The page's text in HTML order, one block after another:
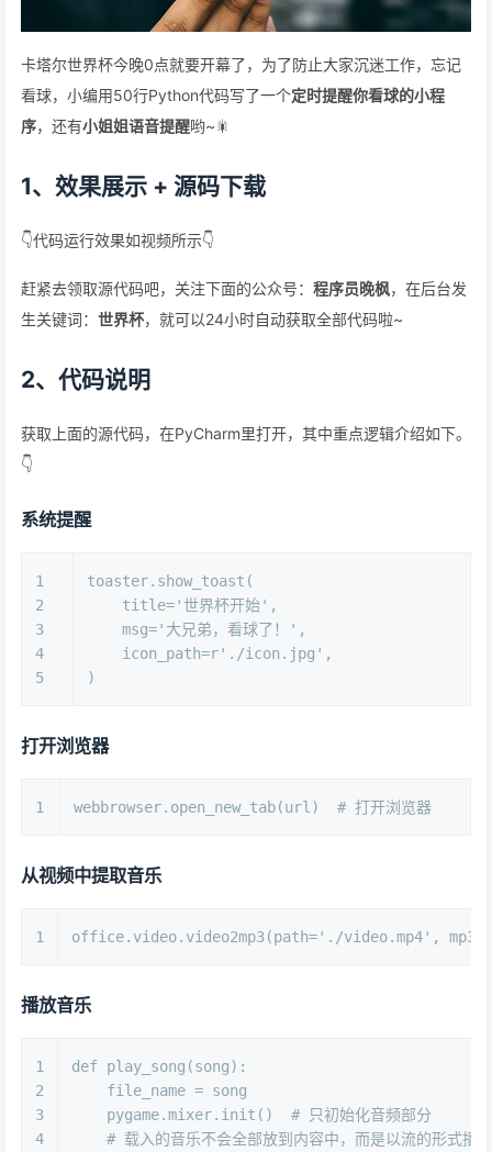
卡塔尔世界杯今晚0点就要开幕了，为了防止大家沉迷工作，忘记
看球，小编用50行Python代码写了一个定时提醒你看球的小程
序，还有小姐姐语音提醒哟~🎇
1、效果展示 + 源码下载
👇代码运行效果如视频所示👇
赶紧去领取源代码吧，关注下面的公众号： 程序员晚枫，在后台发
生关键词： 世界杯，就可以24小时自动获取全部代码啦~
2、代码说明
获取上面的源代码，在PyCharm里打开，其中重点逻辑介绍如下。
👇
系统提醒
1
2
3
4
5
toaster.show_toast(
    title=
'世界杯开始' ,
    msg=
'大兄弟，看球了！' ,
    icon_path=
r'./icon.jpg' ,
)
打开浏览器
1 webbrowser.open_new_tab(url) # 打开浏览器
从视频中提取音乐
1 office.video.video2mp3(path='./video.mp4' ,
播放音乐
1
2
3
4
def play_song (song):
    file_name = song
    pygame.mixer.init()
# 只初始化音频部分
# 载入的音乐不会全部放到内容中，而是以流的形式播